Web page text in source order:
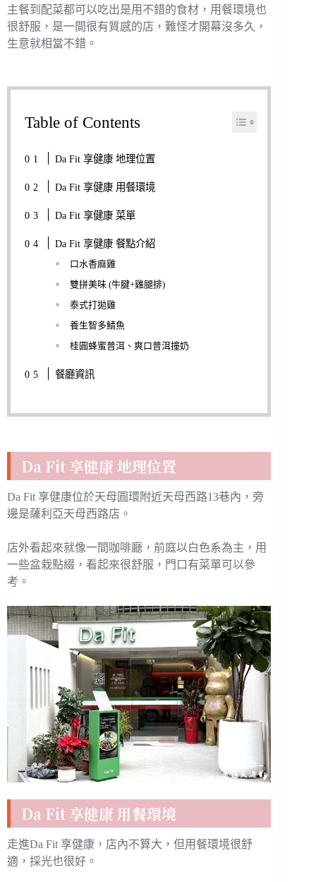
主餐到配菜都可以吃出是用不錯的食材，用餐環境也
很舒服，是一間很有質感的店，難怪才開幕沒多久，
生意就相當不錯。
Table of Contents
Da Fit 享健康 地理位置
Da Fit 享健康 用餐環境
Da Fit 享健康 菜單
Da Fit 享健康 餐點介紹
口水香麻雞
雙拼美味 (牛腱+雞腿排)
泰式打拋雞
養生智多鯖魚
桂圓蜂蜜普洱、爽口普洱撞奶
餐廳資訊
Da Fit 享健康 地理位置
Da Fit 享健康位於天母圓環附近天母西路13巷內，旁
邊是薩利亞天母西路店。
店外看起來就像一間咖啡廳，前庭以白色系為主，用
一些盆栽點綴，看起來很舒服，門口有菜單可以參
考。
Da Fit 享健康 用餐環境
走進Da Fit 享健康，店內不算大，但用餐環境很舒
適，採光也很好。